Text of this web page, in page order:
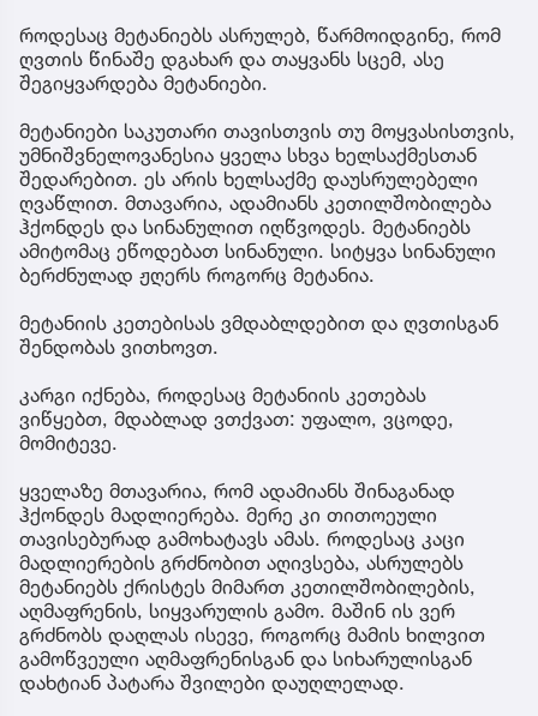
როდესაც მეტანიებს ასრულებ, წარმოიდგინე, რომ
ღვთის წინაშე დგახარ და თაყვანს სცემ, ასე
შეგიყვარდება მეტანიები.
მეტანიები საკუთარი თავისთვის თუ მოყვასისთვის,
უმნიშვნელოვანესია ყველა სხვა ხელსაქმესთან
შედარებით. ეს არის ხელსაქმე დაუსრულებელი
ღვაწლით. მთავარია, ადამიანს კეთილშობილება
ჰქონდეს და სინანულით იღწვოდეს. მეტანიებს
ამიტომაც ეწოდებათ სინანული. სიტყვა სინანული
ბერძნულად ჟღერს როგორც მეტანია.
მეტანიის კეთებისას ვმდაბლდებით და ღვთისგან
შენდობას ვითხოვთ.
კარგი იქნება, როდესაც მეტანიის კეთებას
ვიწყებთ, მდაბლად ვთქვათ: უფალო, ვცოდე,
მომიტევე.
ყველაზე მთავარია, რომ ადამიანს შინაგანად
ჰქონდეს მადლიერება. მერე კი თითოეული
თავისებურად გამოხატავს ამას. როდესაც კაცი
მადლიერების გრძნობით აღივსება, ასრულებს
მეტანიებს ქრისტეს მიმართ კეთილშობილების,
აღმაფრენის, სიყვარულის გამო. მაშინ ის ვერ
გრძნობს დაღლას ისევე, როგორც მამის ხილვით
გამოწვეული აღმაფრენისგან და სიხარულისგან
დახტიან პატარა შვილები დაუღლელად.